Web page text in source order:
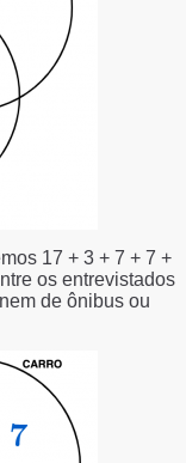
17 + 3 + 7 + 7 +
os entrevistados
de ônibus ou